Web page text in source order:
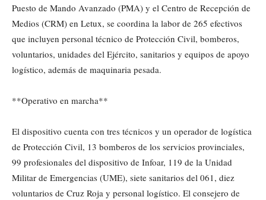
Puesto de Mando Avanzado (PMA) y el Centro de Recepción de
Medios (CRM) en Letux, se coordina la labor de 265 efectivos
que incluyen personal técnico de Protección Civil, bomberos,
voluntarios, unidades del Ejército, sanitarios y equipos de apoyo
logístico, además de maquinaria pesada.
**Operativo en marcha**
El dispositivo cuenta con tres técnicos y un operador de logística
de Protección Civil, 13 bomberos de los servicios provinciales,
99 profesionales del dispositivo de Infoar, 119 de la Unidad
Militar de Emergencias (UME), siete sanitarios del 061, diez
voluntarios de Cruz Roja y personal logístico. El consejero de